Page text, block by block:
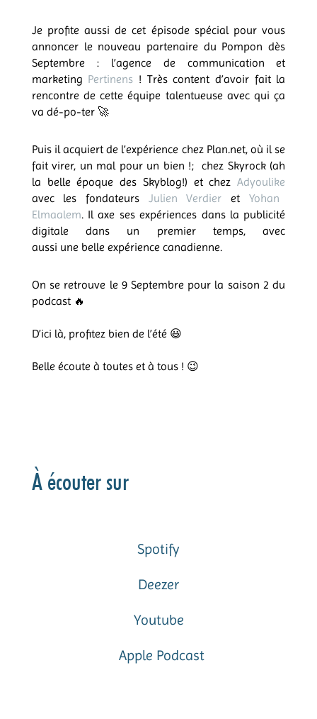
Je profite aussi de cet épisode spécial pour vous
annoncer le nouveau partenaire du Pompon dès
Septembre : l’agence de communication et
marketing Pertinens ! Très content d’avoir fait la
rencontre de cette équipe talentueuse avec qui ça
va dé-po-ter 🚀
Puis il acquiert de l’expérience chez Plan.net, où il se
fait virer, un mal pour un bien !; chez Skyrock (ah
la belle époque des Skyblog!) et chezAdyoulike
avec les fondateurs Julien Verdier et Yohan
Elmaalem. Il axe ses expériences dans la publicité
digitale dans un premier temps, avec
aussi une belle expérience canadienne.
On se retrouve le 9 Septembre pour la saison 2 du
podcast 🔥
D’ici là, profitez bien de l’été 😃
Belle écoute à toutes et à tous ! 😉
À écouter sur
Spotify
Deezer
Youtube
Apple Podcast